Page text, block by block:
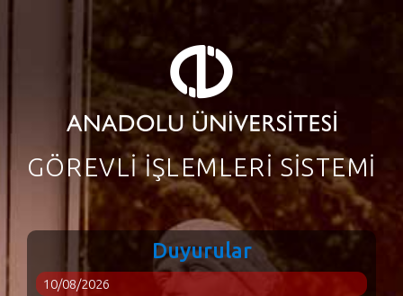
GÖREVLİ İŞLEMLERİ SİSTEMİ
Duyurular
10/08/2026